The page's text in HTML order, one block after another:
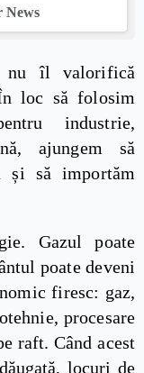
News
nu îl valorifică
loc să folosim
industrie,
ajungem să
și să importăm
Gazul poate
poate deveni
firesc: gaz,
procesare
raft. Când acest
locuri de